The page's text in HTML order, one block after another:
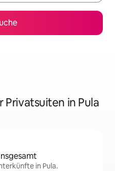
in Pula
in Pula.